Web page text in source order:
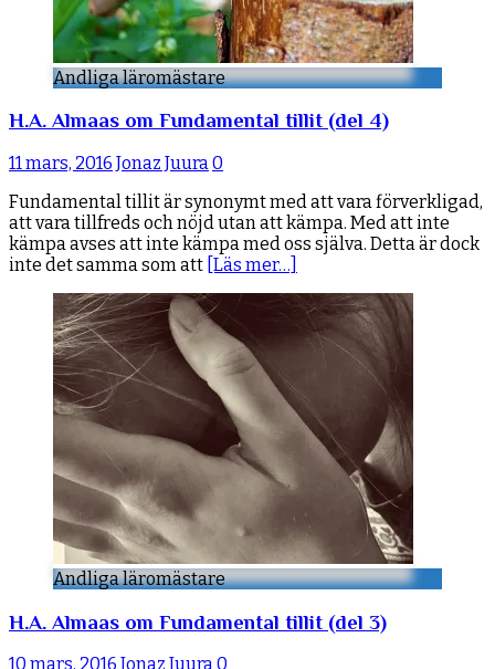
Andliga läromästare
H.A. Almaas om Fundamental tillit (del 4)
11 mars, 2016 Jonaz Juura0
Fundamental tillit är synonymt med att vara förverkligad,
att vara tillfreds och nöjd utan att kämpa. Med att inte
kämpa avses att inte kämpa med oss själva. Detta är dock
inte det samma som att [Läs mer…]
Andliga läromästare
H.A. Almaas om Fundamental tillit (del 3)
10 mars, 2016 Jonaz Juura0